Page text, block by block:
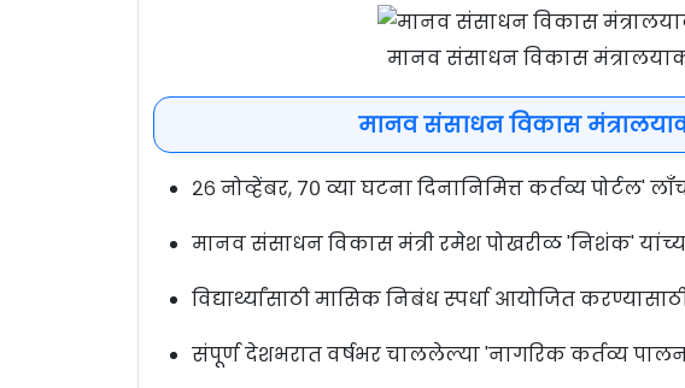
मानव संसाधन विकास
मानव संसाधन विकास
२६ नोव्हेंबर, ७० व्या घटना दिनानिमित्त कर्तव्य पोर्टल'
मानव संसाधन विकास मंत्री रमेश पोखरीळ 'निशंक'
विद्यार्थ्यांसाठी मासिक निबंध स्पर्धा आयोजित
संपूर्ण देशभरात वर्षभर चाललेल्या 'नागरिक कर्तव्य